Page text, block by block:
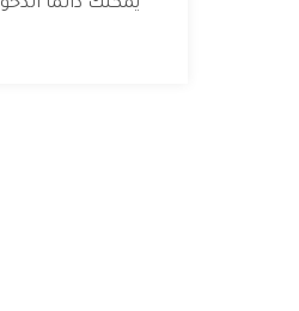
يمكنك دائما